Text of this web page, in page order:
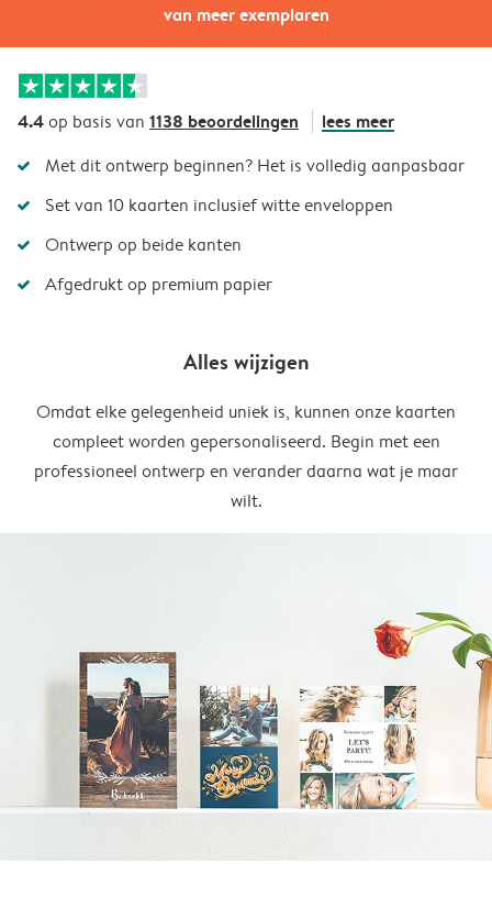
van meer exemplaren
4.4op basis van 1138 beoordelingen lees meer
Met dit ontwerp beginnen? Het is volledig aanpasbaar
Set van 10 kaarten inclusief witte enveloppen
Ontwerp op beide kanten
Afgedrukt op premium papier
Alles wijzigen
Omdat elke gelegenheid uniek is, kunnen onze kaarten
compleet worden gepersonaliseerd. Begin met een
professioneel ontwerp en verander daarna wat je maar
wilt.